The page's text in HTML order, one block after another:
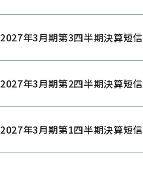
2027年3月期第3四半期決算短信
2027年3月期第2四半期決算短信
2027年3月期第1四半期決算短信